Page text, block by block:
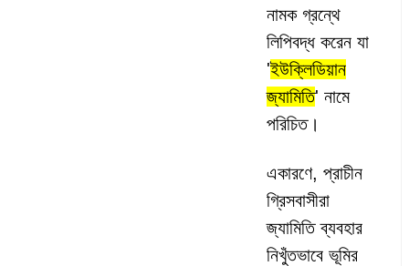
নামক গ্রন্থে
লিপিবদ্ধ করেন যা
'ইউক্লিডিয়ান
জ্যামিতি' নামে
পরিচিত।
একারণে, প্রাচীন
গ্রিসবাসীরা
জ্যামিতি ব্যবহার
নিখুঁতভাবে ভূমির